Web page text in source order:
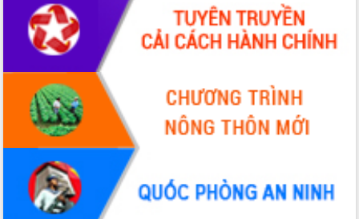
Không có file video nào để phát.
ALBUM ẢNH
LIÊN KẾT WEB